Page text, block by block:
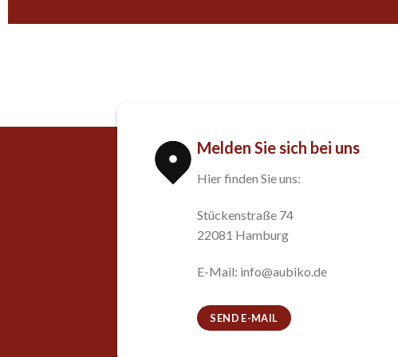
Melden Sie sich bei uns
Hier finden Sie uns:
Stückenstraße 74
22081 Hamburg
E-Mail: info@aubiko.de
SEND E-MAIL